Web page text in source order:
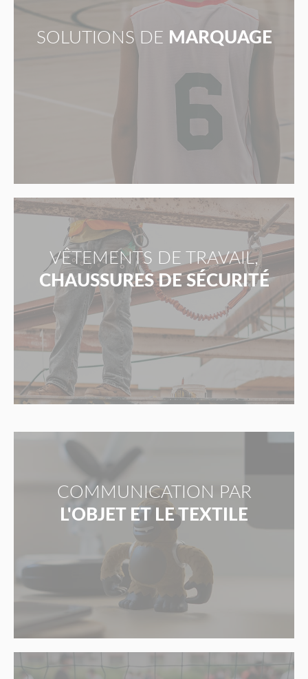
SOLUTIONS DE MARQUAGE
VÊTEMENTS DE TRAVAIL,
CHAUSSURES DE SÉCURITÉ
COMMUNICATION PAR
L'OBJET ET LE TEXTILE